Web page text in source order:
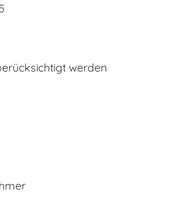
werden